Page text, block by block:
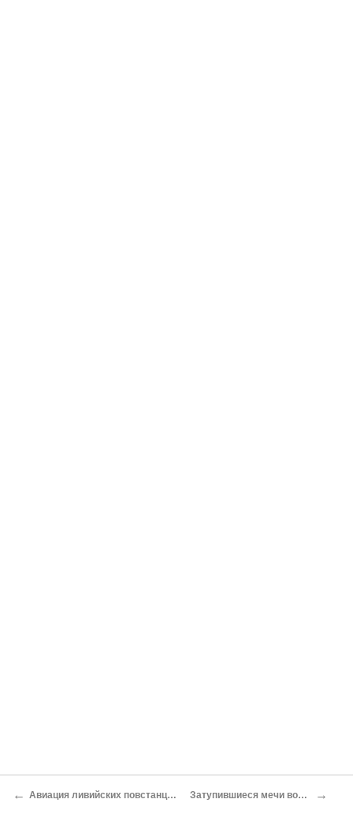
← Авиация ливийских повстанцев в гражданской войне Затупившиеся мечи воздушных самураев →